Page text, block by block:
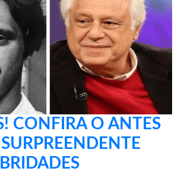
CONFIRA O ANTES